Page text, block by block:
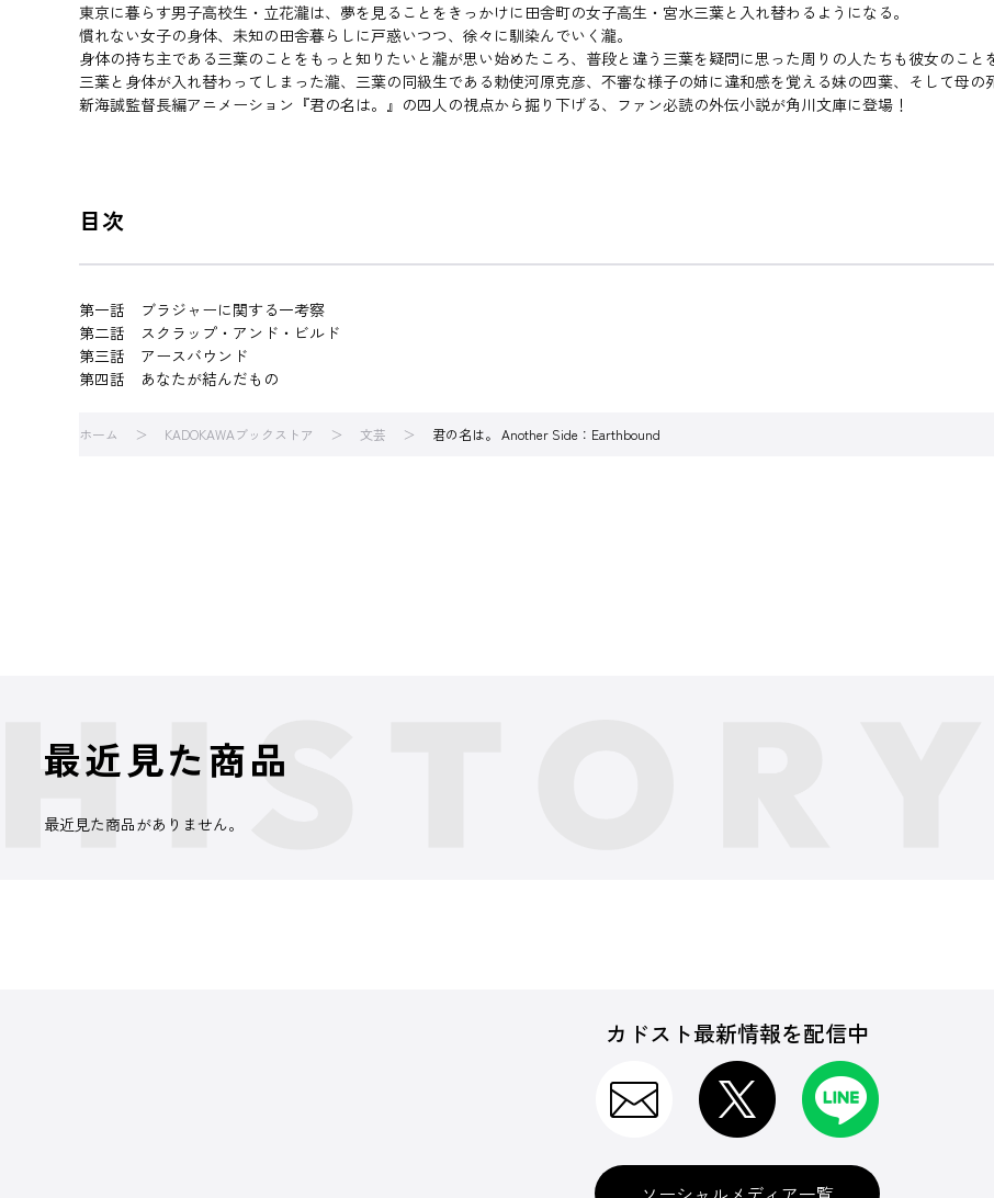
東京に暮らす男子高校生・立花瀧は、夢を見ることをきっかけに田舎町の女子高生・宮水三葉と入れ替わるようになる。
慣れない女子の身体、未知の田舎暮らしに戸惑いつつ、徐々に馴染んでいく瀧。
身体の持ち主である三葉のことをもっと知りたいと瀧が思い始めたころ、普段と違う三葉を疑問に思った周りの人たちも彼女のこ
三葉と身体が入れ替わってしまった瀧、三葉の同級生である勅使河原克彦、不審な様子の姉に違和感を覚える妹の四葉、そして母の
新海誠監督長編アニメーション『君の名は。』の四人の視点から掘り下げる、ファン必読の外伝小説が角川文庫に登場！
目次
第一話 ブラジャーに関する一考察
第二話 スクラップ・アンド・ビルド
第三話 アースバウンド
第四話 あなたが結んだもの
ホーム KADOKAWAブックストア 文芸 君の名は。 Another Side：Earthbound
最近見た商品
最近見た商品がありません。
カドスト最新情報を配信中